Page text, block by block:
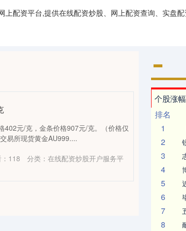
配资平台,提供在线配资炒股、网上配资查询、实盘
元/克，金条价格907元/克。（价格仅
易所现货黄金AU999....
118 分类：在线配资炒股开户服务平
个股涨幅
排名
1
2
3
4
5
6
7
8